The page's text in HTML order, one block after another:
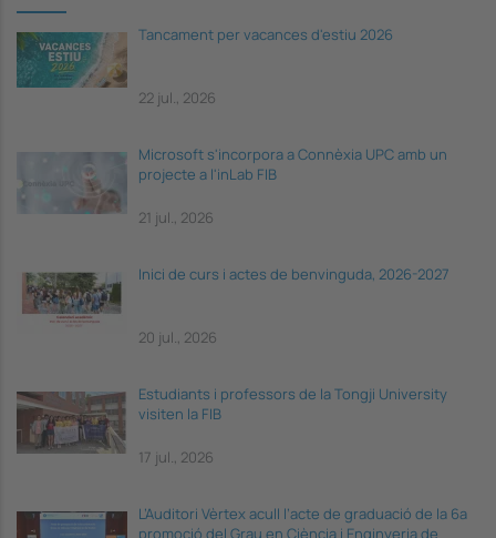
Tancament per vacances d'estiu 2026
22 jul., 2026
Microsoft s'incorpora a Connèxia UPC amb un
projecte a l'inLab FIB
21 jul., 2026
Inici de curs i actes de benvinguda, 2026-2027
20 jul., 2026
Estudiants i professors de la Tongji University
visiten la FIB
17 jul., 2026
L’Auditori Vèrtex acull l’acte de graduació de la 6a
promoció del Grau en Ciència i Enginyeria de